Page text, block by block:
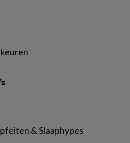
& Slaaphypes